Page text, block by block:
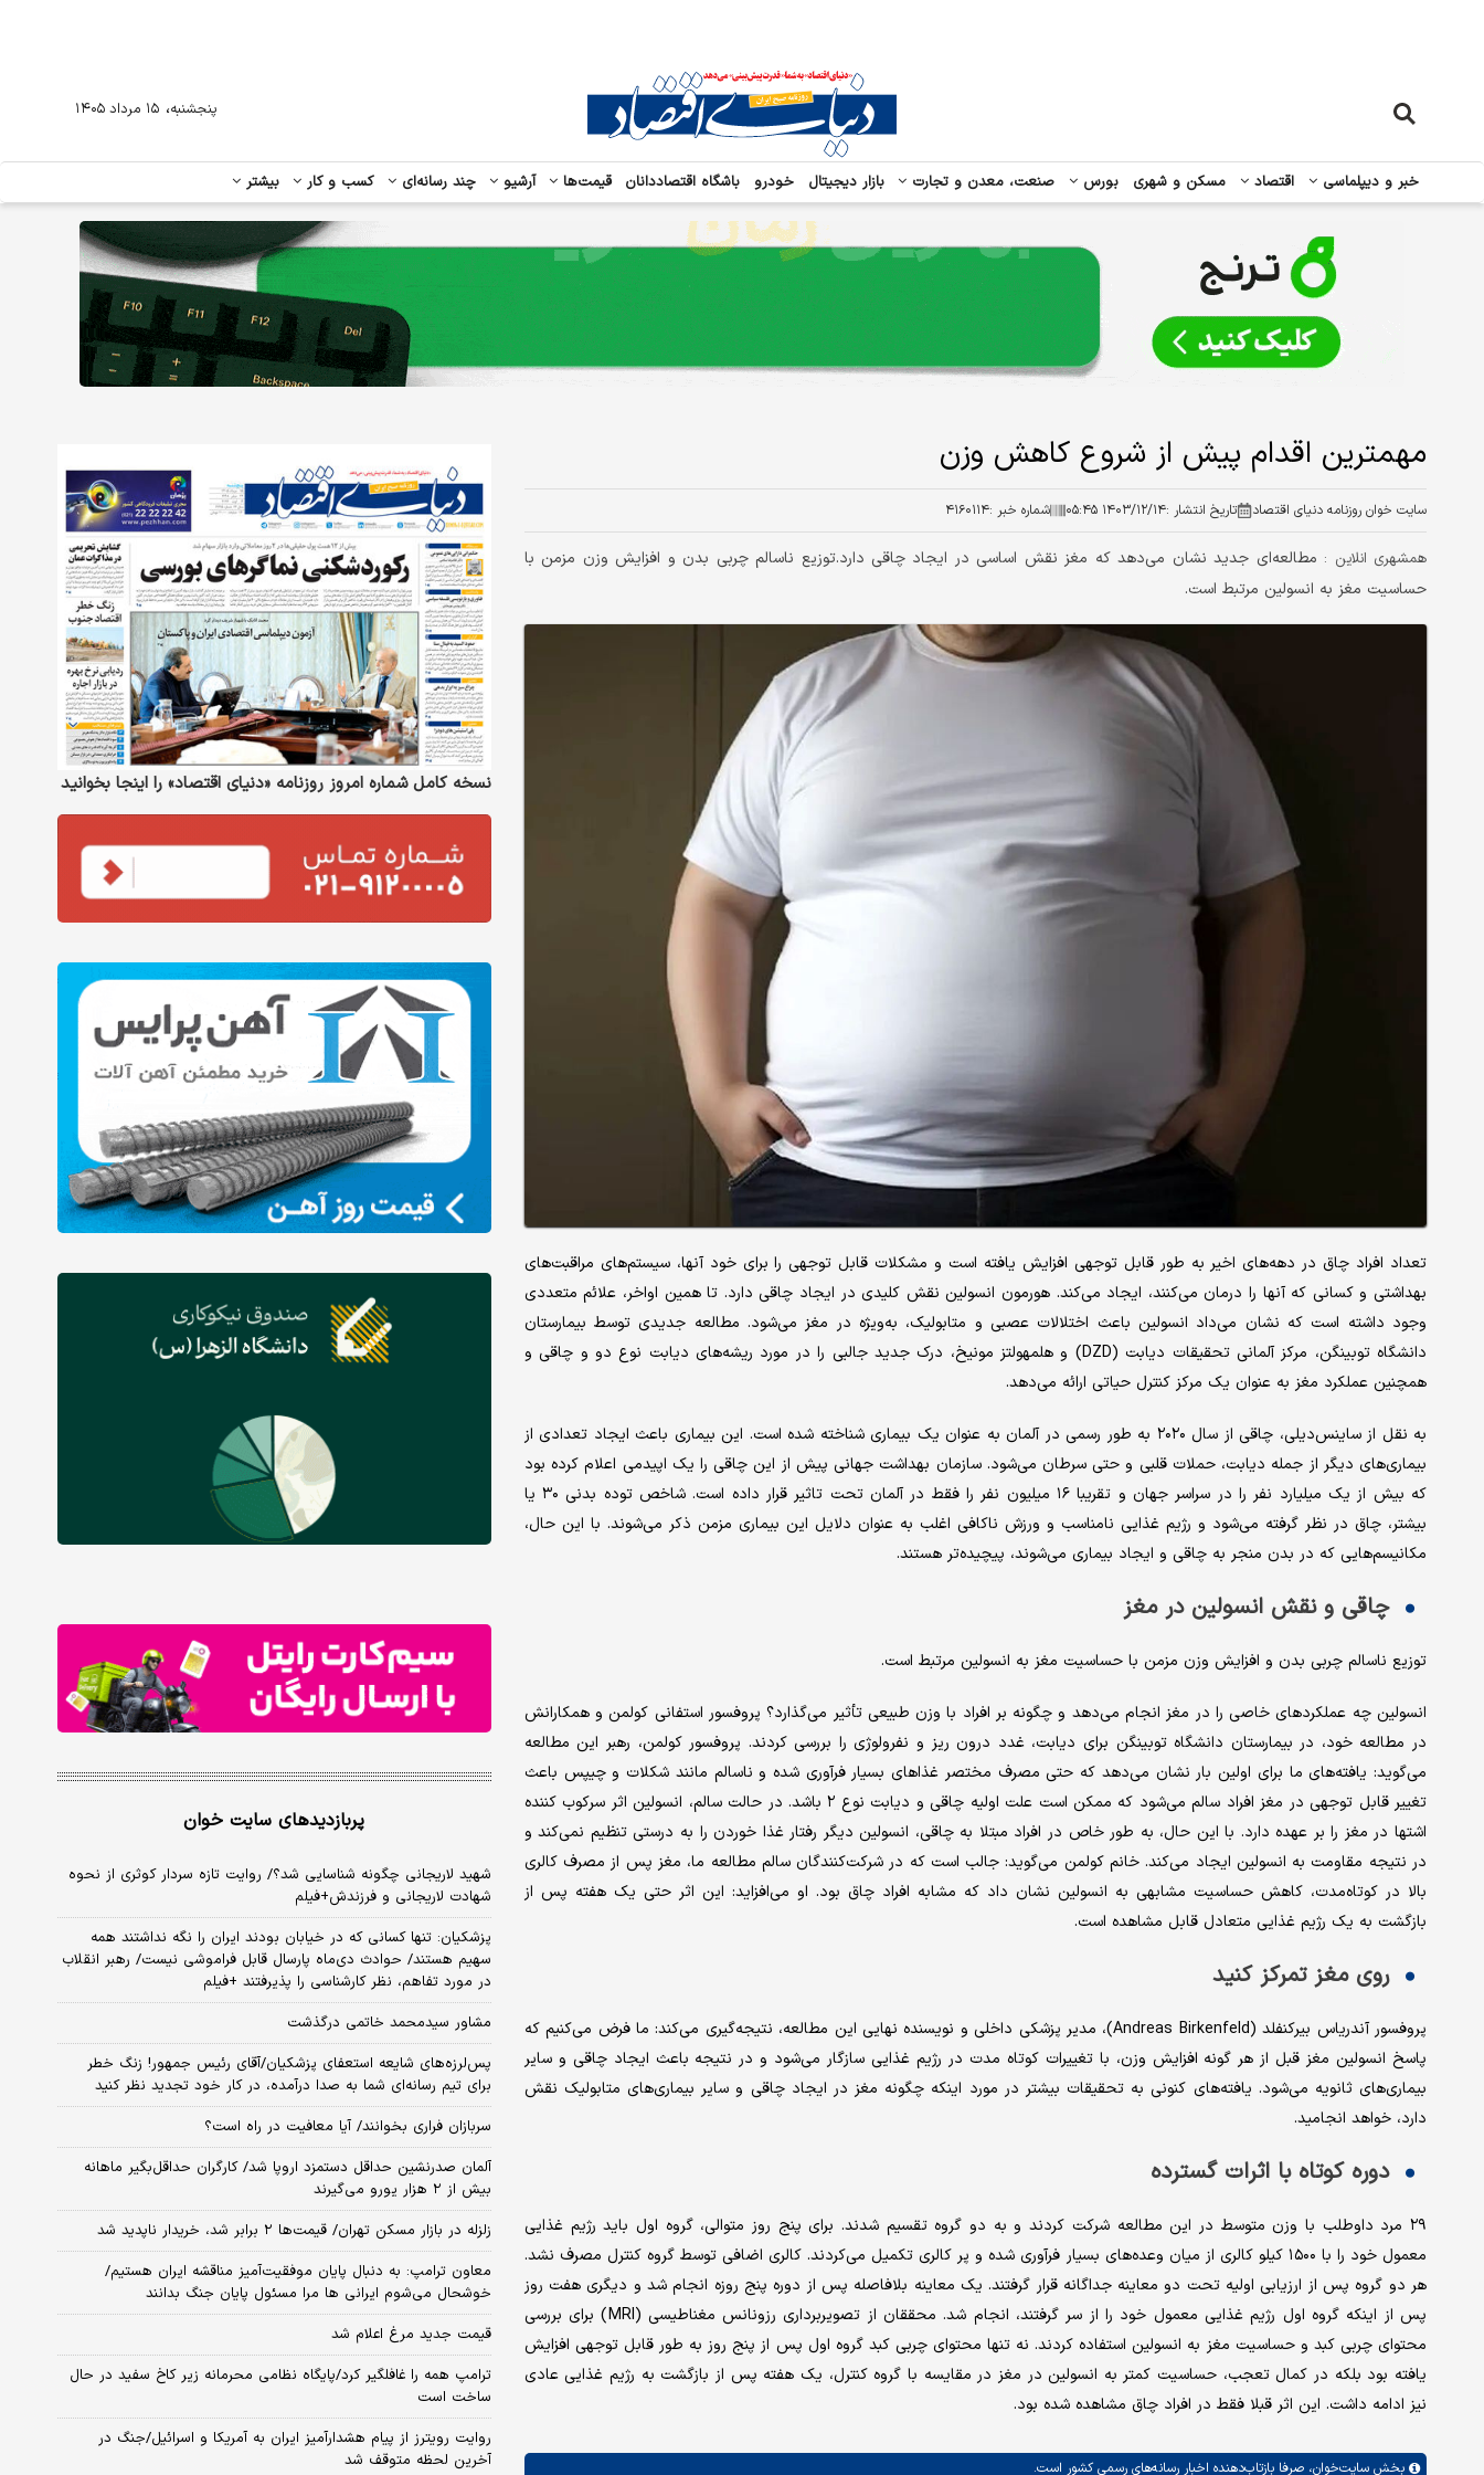
خبر و دیپلماسی اقتصاد مسکن و شهری بورس صنعت، معدن و تجارت بازار دیجیتال خودرو باشگاه اقتصاددانان قیمت‌ها آرشیو چند رسانه‌ای کسب و کار بیشتر
پنجشنبه، ۱۵ مرداد ۱۴۰۵
مهمترین اقدام پیش از شروع کاهش وزن
سایت خوان روزنامه دنیای اقتصاد تاریخ انتشار :۱۴۰۳/۱۲/۱۴ ۰۵:۴۵ شماره خبر :۴۱۶۰۱۱۴
همشهری انلاین : مطالعه‌ای جدید نشان می‌دهد که مغز نقش اساسی در ایجاد چاقی دارد.توزیع ناسالم چربی بدن و افزایش وزن مزمن با
حساسیت مغز به انسولین مرتبط است.
تعداد افراد چاق در دهه‌های اخیر به طور قابل توجهی افزایش یافته است و مشکلات قابل توجهی را برای خود آنها، سیستم‌های مراقبت‌های
بهداشتی و کسانی که آنها را درمان می‌کنند، ایجاد می‌کند. هورمون انسولین نقش کلیدی در ایجاد چاقی دارد. تا همین اواخر، علائم متعددی
وجود داشته است که نشان می‌داد انسولین باعث اختلالات عصبی و متابولیک، به‌ویژه در مغز می‌شود. مطالعه جدیدی توسط بیمارستان
دانشگاه توبینگن، مرکز آلمانی تحقیقات دیابت (DZD) و هلمهولتز مونیخ، درک جدید جالبی را در مورد ریشه‌های دیابت نوع دو و چاقی و
همچنین عملکرد مغز به عنوان یک مرکز کنترل حیاتی ارائه می‌دهد.
به نقل از ساینس‌دیلی، چاقی از سال ۲۰۲۰ به طور رسمی در آلمان به عنوان یک بیماری شناخته شده است. این بیماری باعث ایجاد تعدادی از
بیماری‌های دیگر از جمله دیابت، حملات قلبی و حتی سرطان می‌شود. سازمان بهداشت جهانی پیش از این چاقی را یک اپیدمی اعلام کرده بود
که بیش از یک میلیارد نفر را در سراسر جهان و تقریبا ۱۶ میلیون نفر را فقط در آلمان تحت تاثیر قرار داده است. شاخص توده بدنی ۳۰ یا
بیشتر، چاق در نظر گرفته می‌شود و رژیم غذایی نامناسب و ورزش ناکافی اغلب به عنوان دلایل این بیماری مزمن ذکر می‌شوند. با این حال،
مکانیسم‌هایی که در بدن منجر به چاقی و ایجاد بیماری می‌شوند، پیچیده‌تر هستند.
چاقی و نقش انسولین در مغز
توزیع ناسالم چربی بدن و افزایش وزن مزمن با حساسیت مغز به انسولین مرتبط است.
انسولین چه عملکردهای خاصی را در مغز انجام می‌دهد و چگونه بر افراد با وزن طبیعی تأثیر می‌گذارد؟ پروفسور استفانی کولمن و همکارانش
در مطالعه خود، در بیمارستان دانشگاه توبینگن برای دیابت، غدد درون ریز و نفرولوژی را بررسی کردند. پروفسور کولمن، رهبر این مطالعه
می‌گوید: یافته‌های ما برای اولین بار نشان می‌دهد که حتی مصرف مختصر غذاهای بسیار فرآوری شده و ناسالم مانند شکلات و چیپس باعث
تغییر قابل توجهی در مغز افراد سالم می‌شود که ممکن است علت اولیه چاقی و دیابت نوع ۲ باشد. در حالت سالم، انسولین اثر سرکوب کننده
اشتها در مغز را بر عهده دارد. با این حال، به طور خاص در افراد مبتلا به چاقی، انسولین دیگر رفتار غذا خوردن را به درستی تنظیم نمی‌کند و
در نتیجه مقاومت به انسولین ایجاد می‌کند. خانم کولمن می‌گوید: جالب است که در شرکت‌کنندگان سالم مطالعه ما، مغز پس از مصرف کالری
بالا در کوتاه‌مدت، کاهش حساسیت مشابهی به انسولین نشان داد که مشابه افراد چاق بود. او می‌افزاید: این اثر حتی یک هفته پس از
بازگشت به یک رژیم غذایی متعادل قابل مشاهده است.
روی مغز تمرکز کنید
پروفسور آندریاس بیرکنفلد (Andreas Birkenfeld)، مدیر پزشکی داخلی و نویسنده نهایی این مطالعه، نتیجه‌گیری می‌کند: ما فرض می‌کنیم که
پاسخ انسولین مغز قبل از هر گونه افزایش وزن، با تغییرات کوتاه مدت در رژیم غذایی سازگار می‌شود و در نتیجه باعث ایجاد چاقی و سایر
بیماری‌های ثانویه می‌شود. یافته‌های کنونی به تحقیقات بیشتر در مورد اینکه چگونه مغز در ایجاد چاقی و سایر بیماری‌های متابولیک نقش
دارد، خواهد انجامید.
دوره کوتاه با اثرات گسترده
۲۹ مرد داوطلب با وزن متوسط ‌در این مطالعه شرکت کردند و به دو گروه تقسیم شدند. برای پنج روز متوالی، گروه اول باید رژیم غذایی
معمول خود را با ۱۵۰۰ کیلو کالری از میان وعده‌های بسیار فرآوری شده و پر کالری تکمیل می‌کردند. کالری اضافی توسط گروه کنترل مصرف نشد.
هر دو گروه پس از ارزیابی اولیه تحت دو معاینه جداگانه قرار گرفتند. یک معاینه بلافاصله پس از دوره پنج روزه انجام شد و دیگری هفت روز
پس از اینکه گروه اول رژیم غذایی معمول خود را از سر گرفتند، انجام شد. محققان از تصویربرداری رزونانس مغناطیسی (MRI) برای بررسی
محتوای چربی کبد و حساسیت مغز به انسولین استفاده کردند. نه تنها محتوای چربی کبد گروه اول پس از پنج روز به طور قابل توجهی افزایش
یافته بود بلکه در کمال تعجب، حساسیت کمتر به انسولین در مغز در مقایسه با گروه کنترل، یک هفته پس از بازگشت به رژیم غذایی عادی
نیز ادامه داشت. این اثر قبلا فقط در افراد چاق مشاهده شده بود.
بخش سایت‌خوان، صرفا بازتاب‌دهنده اخبار رسانه‌های رسمی کشور است.
نسخه کامل شماره امروز روزنامه «دنیای‌ اقتصاد» را اینجا بخوانید
پربازدیدهای سایت خوان
شهید لاریجانی چگونه شناسایی شد؟/ روایت تازه سردار کوثری از نحوه
شهادت لاریجانی و فرزندش+فیلم
پزشکیان: تنها کسانی که در خیابان بودند ایران را نگه نداشتند همه
سهیم هستند/ حوادث دی‌ماه پارسال قابل فراموشی نیست/ رهبر انقلاب
در مورد تفاهم، نظر کارشناسی را پذیرفتند +فیلم
مشاور سیدمحمد خاتمی درگذشت
پس‌لرزه‌های شایعه استعفای پزشکیان/آقای رئیس جمهور! زنگ خطر
برای تیم رسانه‌ای شما به صدا درآمده، در کار خود تجدید نظر کنید
سربازان فراری بخوانند/ آیا معافیت در راه است؟
آلمان صدرنشین حداقل دستمزد اروپا شد/ کارگران حداقل‌بگیر ماهانه
بیش از ۲ هزار یورو می‌گیرند
زلزله در بازار مسکن تهران/ قیمت‌ها ۲ برابر شد، خریدار ناپدید شد
معاون ترامپ: به دنبال پایان موفقیت‌آمیز مناقشه ایران هستیم/
خوشحال می‌شوم ایرانی ها مرا مسئول پایان جنگ بدانند
قیمت جدید مرغ اعلام شد
ترامپ همه را غافلگیر کرد/پایگاه نظامی محرمانه زیر کاخ سفید در حال
ساخت است
روایت رویترز از پیام هشدارآمیز ایران به آمریکا و اسرائیل/جنگ در
آخرین لحظه متوقف شد